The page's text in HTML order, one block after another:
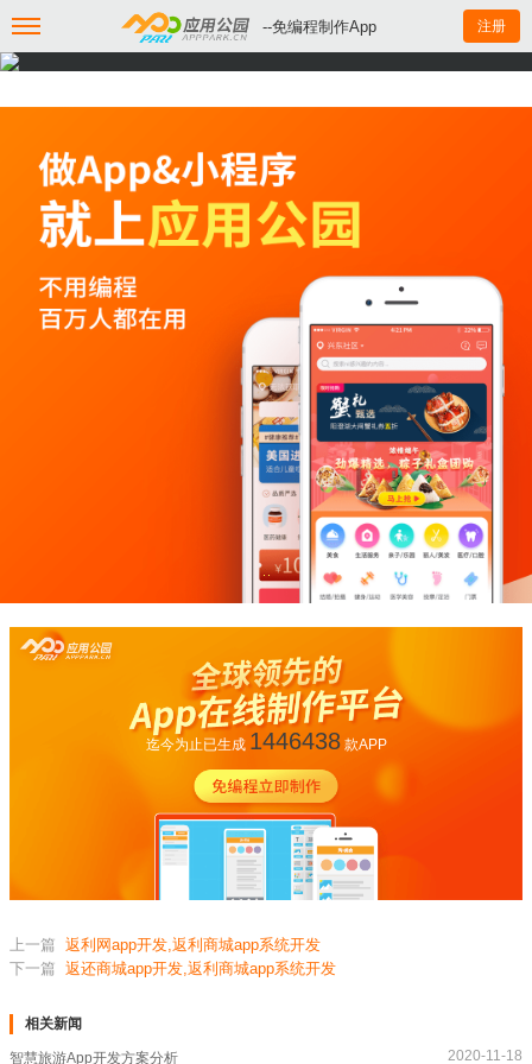
--免编程制作App 注册
迄今为止已生成 1446438款APP
上一篇 返利网app开发,返利商城app系统开发
下一篇 返还商城app开发,返利商城app系统开发
相关新闻
智慧旅游App开发方案分析 2020-11-18